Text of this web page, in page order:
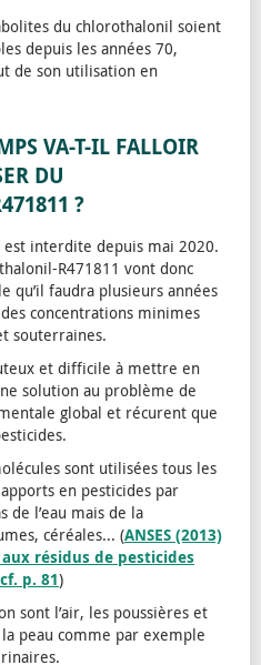
du chlorothalonil soient
depuis les années 70,
de son utilisation en
VA-T-IL FALLOIR
DU
?
interdite depuis mai 2020.
R471811 vont donc
qu’il faudra plusieurs années
concentrations minimes
souterraines.
et difficile à mettre en
solution au problème de
global et récurent que
sont utilisées tous les
en pesticides par
de l’eau mais de la
céréales... (ANSES (2013)
résidus de pesticides
p. 81)
sont l’air, les poussières et
peau comme par exemple